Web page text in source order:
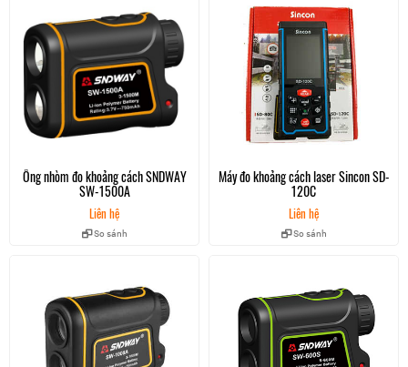
II. Máy đo khoảng cách Laser 50m SNDWAY M50 là
thiết bị đo chuyên dụng với nhiều đặc điểm tối ưu
Máy đo khoảng cách laser đa năng SNDWAY SW-M50
được sản xuất dựa trên công nghệ của Nhật Bản, thiết kế
nhỏ, gọn cùng khả năng chống bụi, nước giúp thi công dễ
dàng trong mọi môi trường mà không làm ảnh hưởng đến
hướng giúp xác định chính xác được vật thể cần đo. Là
một dòng máy đo khoảng cách chuyên dụng sử dụng công
nghệ đo khoảng cách bằng sự phản hồi tia laser khi chiếu
đến một vật cản, độ chính xác và ổn định cao chính xác
Bàn phím rõ ràng với các biểu tượng dễ sử dụng với nút có
lớp lót bằng silicon tạo cảm giác êm và nhẹ khi bấm
Máy đo khoảng cách Sndway với Màn hình LCD Blacklit
lớn có đèn nền hiển thị 4 kết quả đo kế tiếp nhau
Ống nhòm đo khoảng cách SNDWAY
SW-1500A
Liên hệ
So sánh
Máy đo khoảng cách laser Sincon SD-
120C
Liên hệ
So sánh